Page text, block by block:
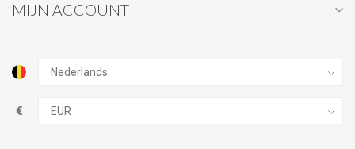
MIJN ACCOUNT
€